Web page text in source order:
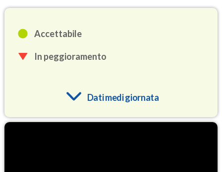
Accettabile
In peggioramento
Dati medi giornata